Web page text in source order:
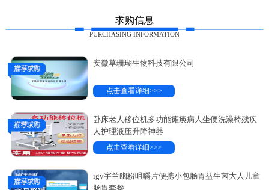
求购信息
PURCHASING INFORMATION
安徽草珊瑚生物科技有限公司
点击查看详细>>>
卧床老人移位机多功能瘫痪病人坐便洗澡椅残疾
人护理液压升降神器
点击查看详细>>>
igy宇兰幽粉咀嚼片便携小包肠胃益生菌大人儿童
肠胃套餐